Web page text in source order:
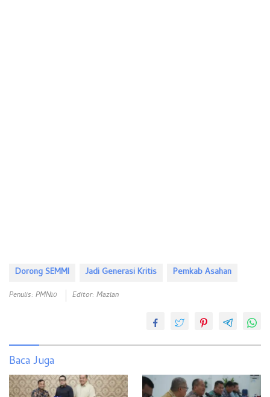
Dorong SEMMI Jadi Generasi Kritis Pemkab Asahan
Penulis: PMN10 Editor: Mazlan
Baca Juga